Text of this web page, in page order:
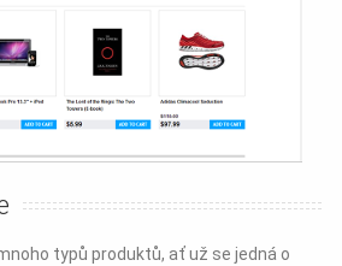
typů produktů, ať už se jedná o